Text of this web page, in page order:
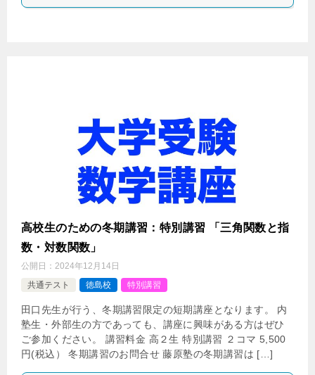
高校生のための冬期講習：特別講習 「三角関数と指
数・対数関数」
公開日： 2024年12月14日
共通テスト
徳島校 特別講習
田口先生が行う、冬期講習限定の短期講座となります。 内
塾生・外部生の方であっても、講座に興味がある方はぜひ
ご参加ください。 講習料金 高２生 特別講習 ２コマ 5,500
円(税込） 冬期講習のお問合せ 藤原塾の冬期講習は […]